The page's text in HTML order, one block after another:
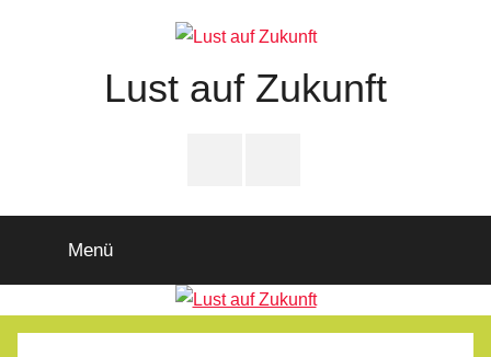
Lust auf Zukunft
Menü